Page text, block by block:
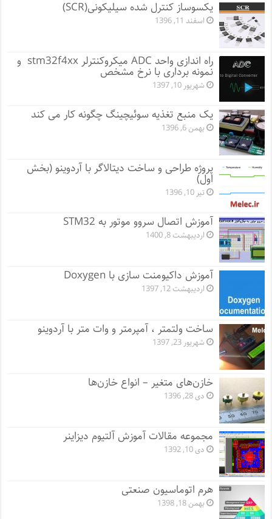
یکسوساز کنترل شده سیلیکونی(SCR)
اسفند 11, 1396
راه اندازی واحد ADC میکروکنترلر stm32f4xx و
نمونه برداری با نرخ مشخص
شهریور 10, 1397
یک منبع تغذیه سوئیچینگ چگونه کار می کند
بهمن 6, 1396
پروژه طراحی و ساخت دیتالاگر با آردوینو (بخش
اول)
تیر 10, 1396
آموزش اتصال سروو موتور به STM32
اردیبهشت 8, 1400
آموزش داکیومنت سازی با Doxygen
اردیبهشت 12, 1397
ساخت ولتمتر ، آمپرمتر و وات متر با آردوینو
شهریور 23, 1397
خازن‌های متغیر – انواع خازن‌ها
دی 28, 1396
مجموعه مقالات آموزش آلتیوم دیزاینر
دی 10, 1392
هرم اتوماسیون صنعتی
بهمن 18, 1398